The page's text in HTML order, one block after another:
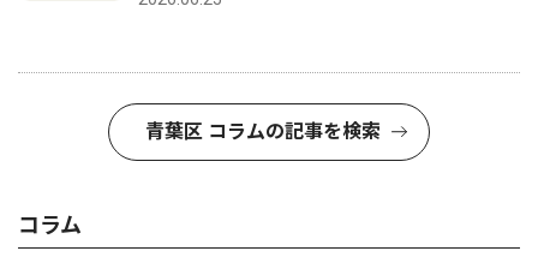
青葉区 コラムの記事を検索
コラム